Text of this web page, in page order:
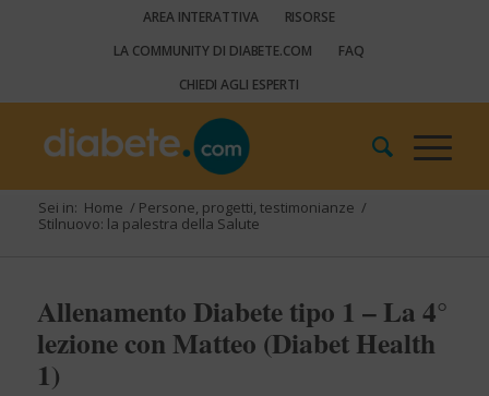
AREA INTERATTIVA
RISORSE
LA COMMUNITY DI DIABETE.COM
FAQ
CHIEDI AGLI ESPERTI
Sei in: Home / Persone, progetti, testimonianze /
Stilnuovo: la palestra della Salute
Allenamento Diabete tipo 1 – La 4°
lezione con Matteo (Diabet Health
1)